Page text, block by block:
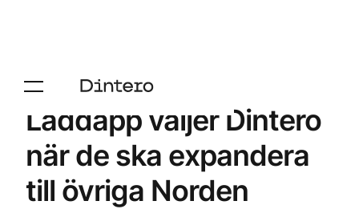
Laddapp väljer Dintero
när de ska expandera
till övriga Norden